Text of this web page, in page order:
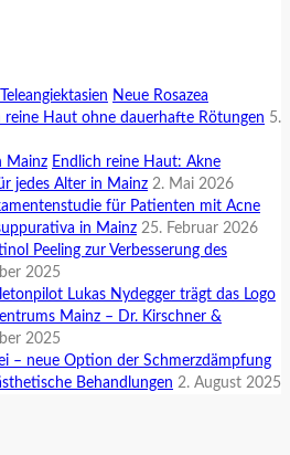
Neue Rosazea
reine Haut ohne dauerhafte Rötungen 5.
Endlich reine Haut: Akne
jedes Alter in Mainz 2. Mai 2026
für Patienten mit Acne
in Mainz 25. Februar 2026
Peeling zur Verbesserung des
2025
Lukas Nydegger trägt das Logo
Mainz – Dr. Kirschner &
2025
– neue Option der Schmerzdämpfung
Behandlungen 2. August 2025